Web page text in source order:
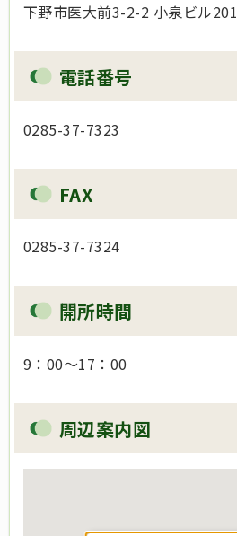
下野市医大前3-2-2 小泉ビル201
電話番号
0285-37-7323
FAX
0285-37-7324
開所時間
9：00～17：00
周辺案内図